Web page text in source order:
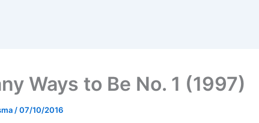
Ways to Be No. 1 (1997)
/07/10/2016